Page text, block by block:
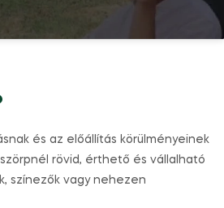
és az előállítás körülményeinek
rövid, érthető és vállalható
színezők vagy nehezen